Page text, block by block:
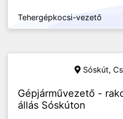
Tehergépkocsi-vezető
Sóskút,
Gépjárművezető -
állás Sóskúton